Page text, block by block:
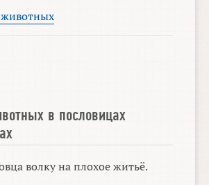
в пословицах
волку на плохое житьё.